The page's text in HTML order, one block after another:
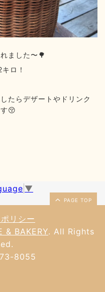
ました〜🌳
ロ！
たらデザートやドリンク
😚
▼
PAGE TOP
リシー
& BAKERY. All Rights
8055